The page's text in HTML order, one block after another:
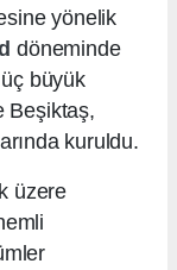
yönelik
döneminde
büyük
Beşiktaş,
kuruldu.
üzere